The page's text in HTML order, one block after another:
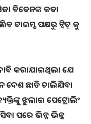
ବିଡେନଙ୍କ କଡା
ଟାଇମ୍ସ ପକ୍ଷରୁ ଟ୍ବିଟ୍ କୁ
କରାଯାଇଥିଲା ଯେ
ଦେଶ ଛାଡି ଚାଲିଯିବା
ଝୁଲାଇ ପେଟ୍ରୋଲିଂ
ପରେ ଭିନ୍ନ ଭିନ୍ନ